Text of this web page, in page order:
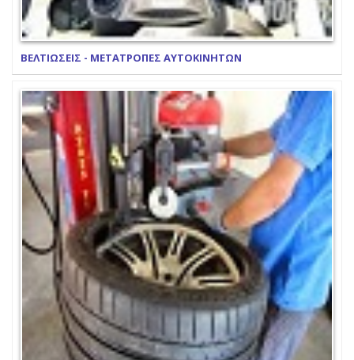
ΒΕΛΤΙΩΣΕΙΣ - ΜΕΤΑΤΡΟΠΕΣ ΑΥΤΟΚΙΝΗΤΩΝ